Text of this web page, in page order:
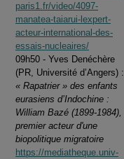
paris1.fr/video/4097-
manatea-taiarui-lexpert-
acteur-international-des-
essais-nucleaires/
09h50 - Yves Denéchère
(PR, Université d’Angers) :
« Rapatrier » des enfants
eurasiens d’Indochine :
William Bazé (1899-1984),
premier acteur d'une
biopolitique migratoire
https://mediatheque.univ-